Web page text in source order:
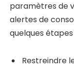
paramètres de
alertes de
quelques étapes
Restreindre